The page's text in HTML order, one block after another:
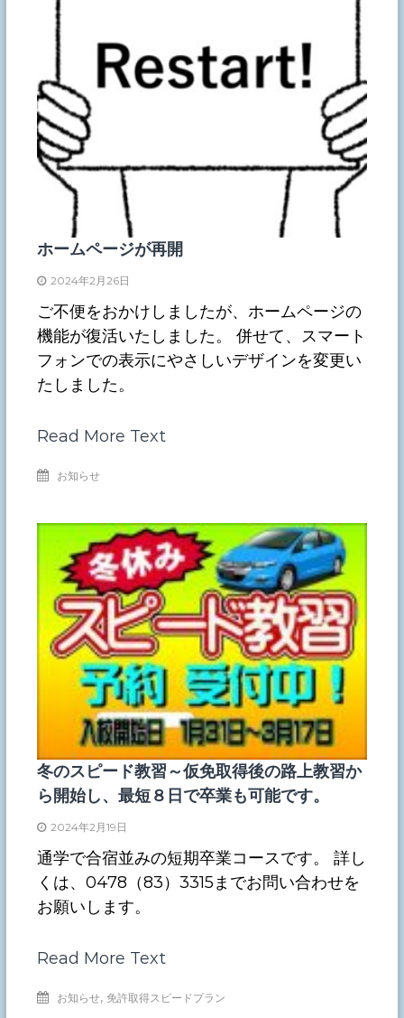
ホームページが再開
2024年2月26日
ご不便をおかけしましたが、ホームページの
機能が復活いたしました。 併せて、スマート
フォンでの表示にやさしいデザインを変更い
たしました。
Read More Text
お知らせ
冬のスピード教習～仮免取得後の路上教習か
ら開始し、最短８日で卒業も可能です。
2024年2月19日
通学で合宿並みの短期卒業コースです。 詳し
くは、0478（83）3315までお問い合わせを
お願いします。
Read More Text
お知らせ,免許取得スピードプラン